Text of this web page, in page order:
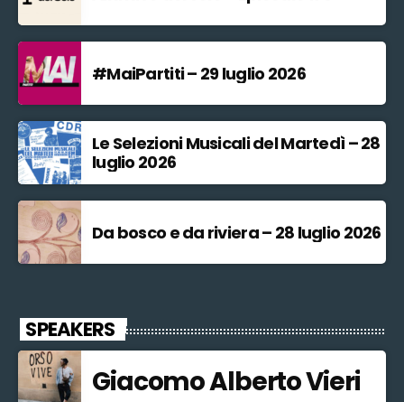
#MaiPartiti – 29 luglio 2026
Le Selezioni Musicali del Martedì – 28
luglio 2026
Da bosco e da riviera – 28 luglio 2026
SPEAKERS
Giacomo Alberto Vieri